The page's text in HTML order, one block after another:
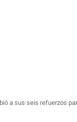
a sus seis refuerzos